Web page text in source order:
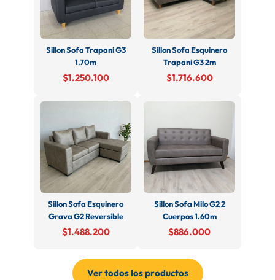
Sillon Sofa Trapani G3
1.70m
$1.250.100
Sillon Sofa Esquinero
Trapani G3 2m
$1.716.600
Sillon Sofa Esquinero
Grava G2 Reversible
$1.488.200
Sillon Sofa Milo G2 2
Cuerpos 1.60m
$886.000
Ver todos los productos